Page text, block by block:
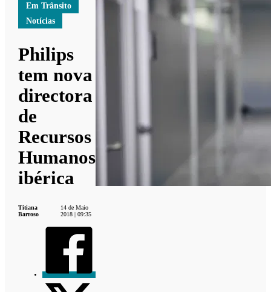
Em Trânsito
Notícias
Philips
tem nova
directora
de
Recursos
Humanos
ibérica
Titiana
Barroso
14 de Maio
2018 | 09:35